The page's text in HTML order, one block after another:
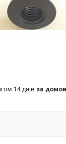
14 днів за